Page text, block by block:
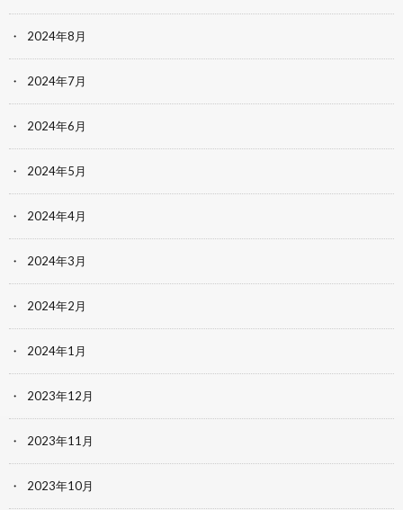
2024年8月
2024年7月
2024年6月
2024年5月
2024年4月
2024年3月
2024年2月
2024年1月
2023年12月
2023年11月
2023年10月